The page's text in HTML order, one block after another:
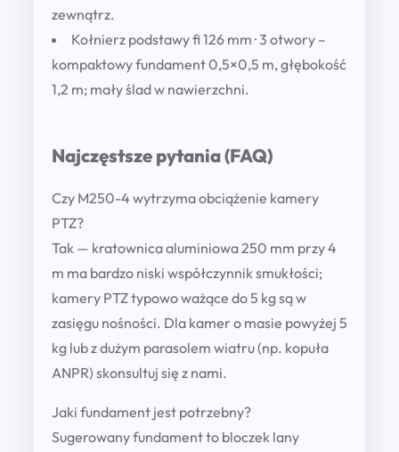
zewnątrz.
Kołnierz podstawy fi 126 mm · 3 otwory –
kompaktowy fundament 0,5×0,5 m, głębokość
1,2 m; mały ślad w nawierzchni.
Najczęstsze pytania (FAQ)
Czy M250-4 wytrzyma obciążenie kamery
PTZ?
Tak — kratownica aluminiowa 250 mm przy 4
m ma bardzo niski współczynnik smukłości;
kamery PTZ typowo ważące do 5 kg są w
zasięgu nośności. Dla kamer o masie powyżej 5
kg lub z dużym parasolem wiatru (np. kopuła
ANPR) skonsultuj się z nami.
Jaki fundament jest potrzebny?
Sugerowany fundament to bloczek lany